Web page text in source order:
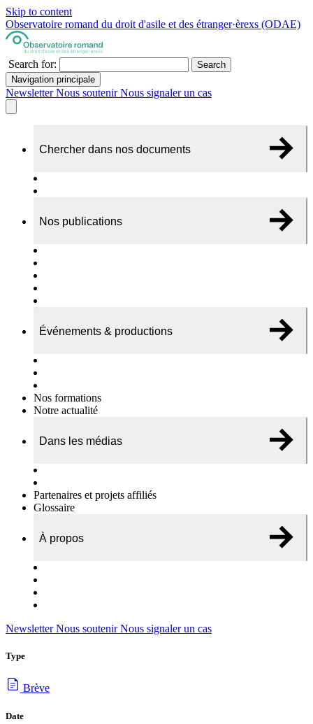
Skip to content
Observatoire romand du droit d'asile et des étranger·èrexs (ODAE)
Search for:
Search
Navigation principale
NewsletterNous soutenirNous signaler un cas
Chercher dans nos documents
Nos publications
Événements & productions
Nos formations
Notre actualité
Dans les médias
Partenaires et projets affiliés
Glossaire
À propos
NewsletterNous soutenirNous signaler un cas
Type
Brève
Date